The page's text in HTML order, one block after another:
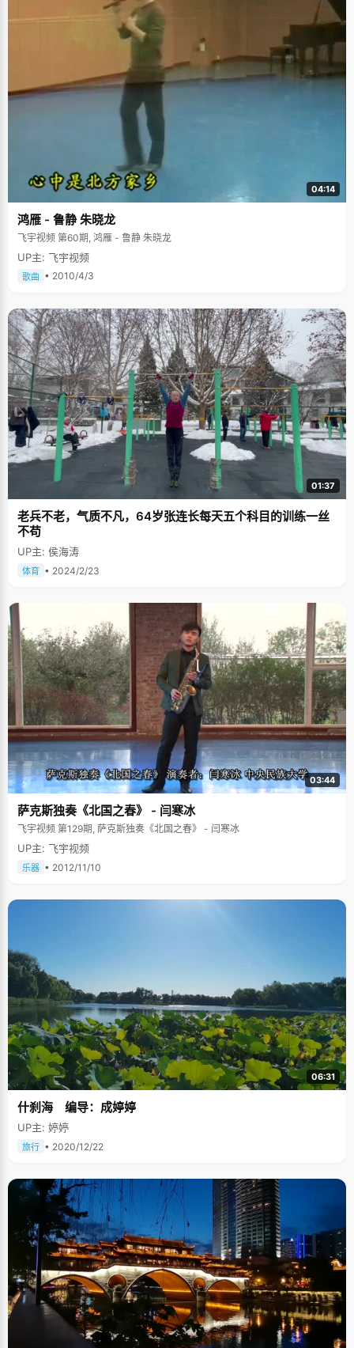
04:14
鸿雁 - 鲁静 朱晓龙
飞宇视频 第60期, 鸿雁 - 鲁静 朱晓龙
UP主: 飞宇视频
歌曲 • 2010/4/3
01:37
老兵不老，气质不凡，64岁张连长每天五个科目的训练一丝
不苟
UP主: 侯海涛
体育 • 2024/2/23
03:44
萨克斯独奏《北国之春》 - 闫寒冰
飞宇视频 第129期, 萨克斯独奏《北国之春》 - 闫寒冰
UP主: 飞宇视频
乐器 • 2012/11/10
06:31
什刹海 编导：成婷婷
UP主: 婷婷
旅行 • 2020/12/22